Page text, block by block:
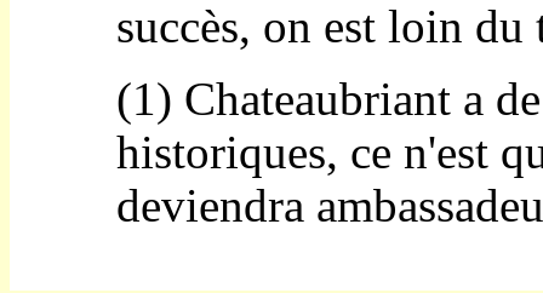
succès, on est loin
(1) Chateaubriant a
historiques, ce n'est
deviendra